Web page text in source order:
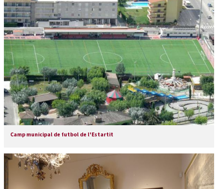
Camp municipal de futbol de l'Estartit